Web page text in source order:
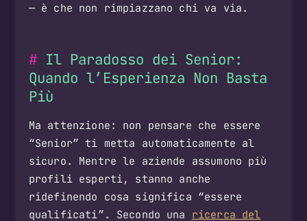
— è che non rimpiazzano chi va via.
Il Paradosso dei Senior:
Quando l’Esperienza Non Basta
Più
Ma attenzione: non pensare che essere
“Senior” ti metta automaticamente al
sicuro. Mentre le aziende assumono più
profili esperti, stanno anche
ridefinendo cosa significa “essere
qualificati”. Secondo una ricerca del